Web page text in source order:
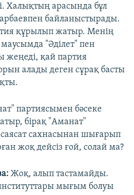
Халықтың арасында бұл
байланыстырады.
құрылып жатыр. Менің
"Әділет" пен
жеңеді, қай партия
алады деген сұрақ басты
партиясымен бәсеке
бірақ "Аманат"
саясат сахнасынан шығарып
жоқ дейсіз ғой, солай ма?
Жоқ, алып тастамайды.
мығым болуы